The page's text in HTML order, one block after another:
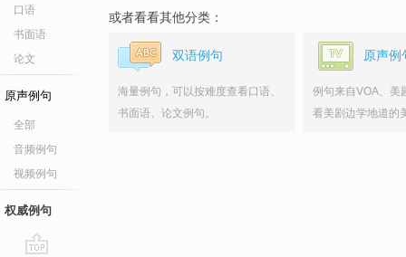
口语
书面语
论文
原声例句
全部
音频例句
视频例句
权威例句
或者看看其他分类：
双语例句
海量例句，可以按难度查看口语、
书面语、论文例句。
原声例
例句来自VOA、美
看美剧边学地道的